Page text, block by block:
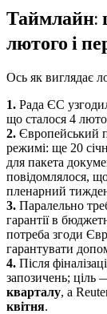
Таймлайн:
лютого і
Ось як виглядає
1. Рада ЄС
що сталося 4
2. Європейський
режимі: ще 20
для пакета
повідомлялося,
пленарний
3. Паралельно
гарантії в
потреба згоди
гарантувати
4. Після
запозичень; ціль
кварталу, а
квітня.